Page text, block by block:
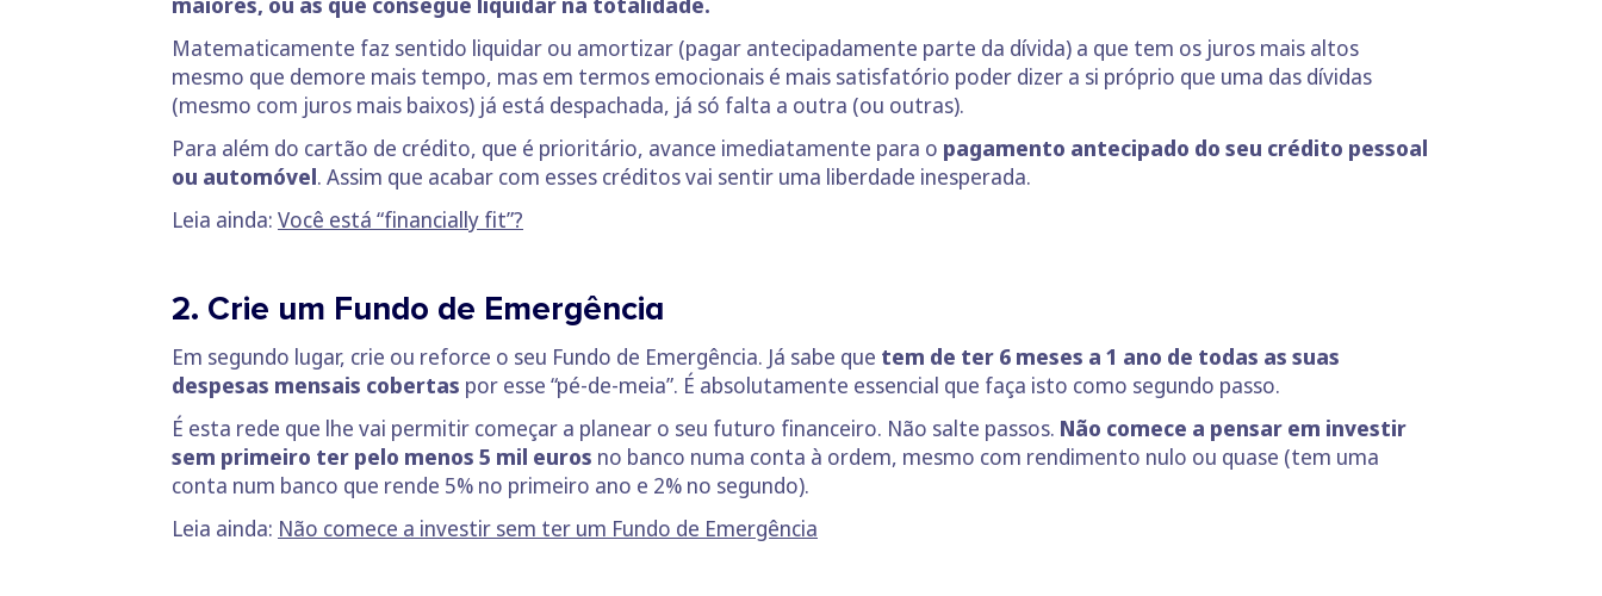
Matematicamente faz sentido liquidar ou amortizar (pagar antecipadamente parte da dívida) a que tem os juros mais altos
mesmo que demore mais tempo, mas em termos emocionais é mais satisfatório poder dizer a si próprio que uma das dívidas
(mesmo com juros mais baixos) já está despachada, já só falta a outra (ou outras).
Para além do cartão de crédito, que é prioritário, avance imediatamente para o pagamento antecipado do seu crédito pessoal
ou automóvel. Assim que acabar com esses créditos vai sentir uma liberdade inesperada.
Leia ainda: Você está “financially fit”?
2. Crie um Fundo de Emergência
Em segundo lugar, crie ou reforce o seu Fundo de Emergência. Já sabe que tem de ter 6 meses a 1 ano de todas as suas
despesas mensais cobertas por esse “pé-de-meia”. É absolutamente essencial que faça isto como segundo passo.
É esta rede que lhe vai permitir começar a planear o seu futuro financeiro. Não salte passos. Não comece a pensar em investir
sem primeiro ter pelo menos 5 mil euros no banco numa conta à ordem, mesmo com rendimento nulo ou quase (tem uma
conta num banco que rende 5% no primeiro ano e 2% no segundo).
Leia ainda: Não comece a investir sem ter um Fundo de Emergência